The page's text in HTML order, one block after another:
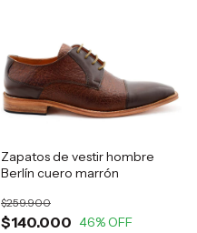
Zapatos de vestir hombre
Berlín cuero marrón
$140.000
$259.900
46% OFF